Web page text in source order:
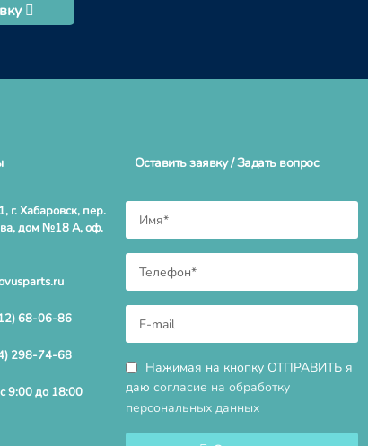
г. Хабаровск, пер.
дом №18 А, оф.
68-06-86
298-74-68
9:00 до 18:00
Оставить заявку / Задать вопрос
Нажимая на кнопку ОТПРАВИТЬ я
даю согласие на обработку
персональных данных